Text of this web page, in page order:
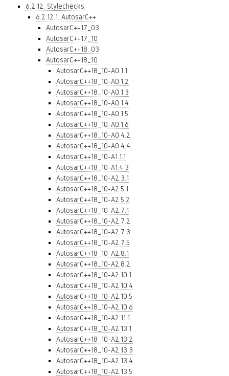
6.2.12. Stylechecks
6.2.12.1. AutosarC++
AutosarC++17_03
AutosarC++17_10
AutosarC++18_03
AutosarC++18_10
AutosarC++18_10-A0.1.1
AutosarC++18_10-A0.1.2
AutosarC++18_10-A0.1.3
AutosarC++18_10-A0.1.4
AutosarC++18_10-A0.1.5
AutosarC++18_10-A0.1.6
AutosarC++18_10-A0.4.2
AutosarC++18_10-A0.4.4
AutosarC++18_10-A1.1.1
AutosarC++18_10-A1.4.3
AutosarC++18_10-A2.3.1
AutosarC++18_10-A2.5.1
AutosarC++18_10-A2.5.2
AutosarC++18_10-A2.7.1
AutosarC++18_10-A2.7.2
AutosarC++18_10-A2.7.3
AutosarC++18_10-A2.7.5
AutosarC++18_10-A2.8.1
AutosarC++18_10-A2.8.2
AutosarC++18_10-A2.10.1
AutosarC++18_10-A2.10.4
AutosarC++18_10-A2.10.5
AutosarC++18_10-A2.10.6
AutosarC++18_10-A2.11.1
AutosarC++18_10-A2.13.1
AutosarC++18_10-A2.13.2
AutosarC++18_10-A2.13.3
AutosarC++18_10-A2.13.4
AutosarC++18_10-A2.13.5